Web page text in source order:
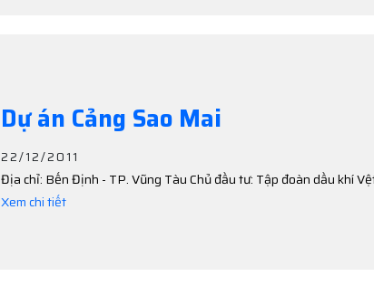
Dự án Cảng Sao Mai
22/12/2011
Địa chỉ: Bến Định - TP. Vũng Tàu Chủ đầu tư: Tập đoàn dầu khí
Xem chi tiết